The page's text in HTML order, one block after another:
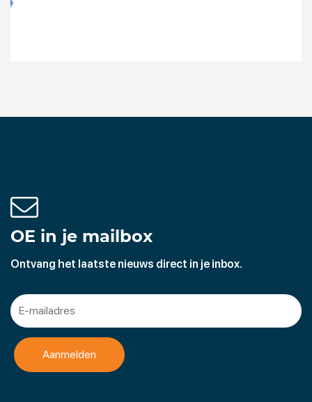
OE in je mailbox
Ontvang het laatste nieuws direct in je inbox.